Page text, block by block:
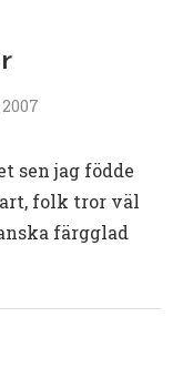
sen jag födde
folk tror väl
färgglad